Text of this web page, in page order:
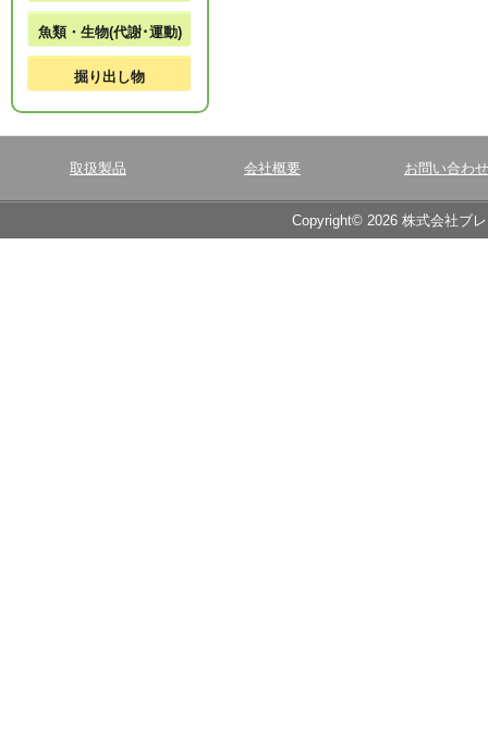
魚類・生物(代謝･運動)
掘り出し物
取扱製品 会社概要 お問い合わせ
Copyright© 2026 株式会社ブ